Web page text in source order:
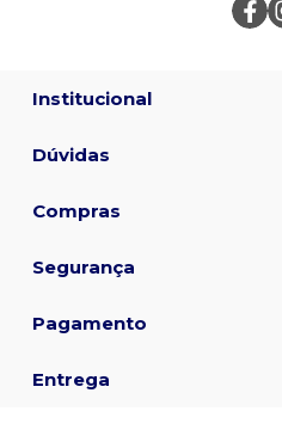
Institucional
Dúvidas
Compras
Segurança
Pagamento
Entrega